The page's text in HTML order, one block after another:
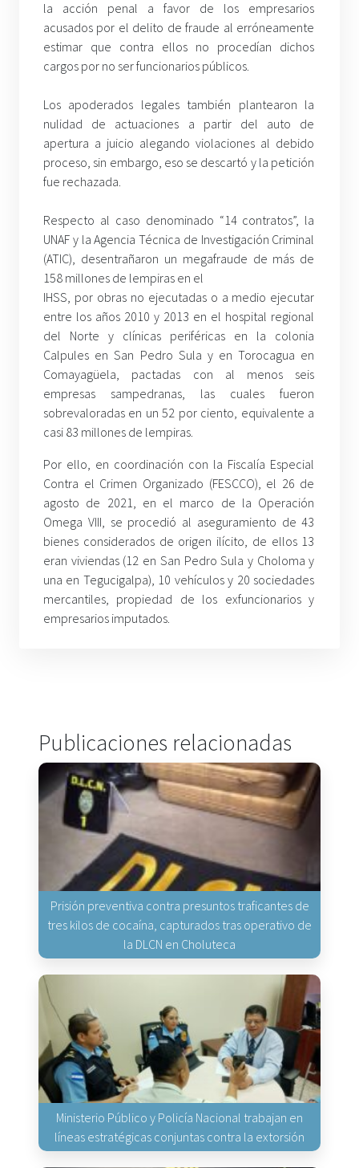
la acción penal a favor de los empresarios
acusados por el delito de fraude al erróneamente
estimar que contra ellos no procedían dichos
cargos por no ser funcionarios públicos.
Los apoderados legales también plantearon la
nulidad de actuaciones a partir del auto de
apertura a juicio alegando violaciones al debido
proceso, sin embargo, eso se descartó y la petición
fue rechazada.
Respecto al caso denominado “14 contratos”, la
UNAF y la Agencia Técnica de Investigación Criminal
(ATIC), desentrañaron un megafraude de más de
158 millones de lempiras en el
IHSS, por obras no ejecutadas o a medio ejecutar
entre los años 2010 y 2013 en el hospital regional
del Norte y clínicas periféricas en la colonia
Calpules en San Pedro Sula y en Torocagua en
Comayagüela, pactadas con al menos seis
empresas sampedranas, las cuales fueron
sobrevaloradas en un 52 por ciento, equivalente a
casi 83 millones de lempiras.
Por ello, en coordinación con la Fiscalía Especial
Contra el Crimen Organizado (FESCCO), el 26 de
agosto de 2021, en el marco de la Operación
Omega VIII, se procedió al aseguramiento de 43
bienes considerados de origen ilícito, de ellos 13
eran viviendas (12 en San Pedro Sula y Choloma y
una en Tegucigalpa), 10 vehículos y 20 sociedades
mercantiles, propiedad de los exfuncionarios y
empresarios imputados.
Publicaciones relacionadas
Prisión preventiva contra presuntos traficantes de
tres kilos de cocaína, capturados tras operativo de
la DLCN en Choluteca
Ministerio Público y Policía Nacional trabajan en
líneas estratégicas conjuntas contra la extorsión